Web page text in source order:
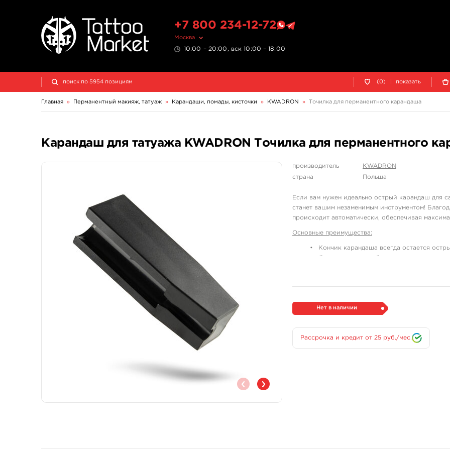
+7 800 234-12-72
Москва
10:00 – 20:00, вск 10:00 – 18:00
(0) показать
Главная » Перманентный макияж, татуаж » Карандаши, помады, кисточки » KWADRON » Точилка для перманентного карандаша
Карандаш для татуажа KWADRON Точилка для перманентного
производитель
KWADRON
страна
Польша
Если вам нужен идеально острый карандаш для
станет вашим незаменимым инструментом!
происходит автоматически, обеспечивая
Основные преимущества:
Кончик карандаша всегда остается
Фиксация для удобства – встроенная
Подходит для профессионального
Эта точилка – незаменимый аксессуар для всех,
Нет в наличии
Рассрочка и кредит от 25 руб./мес.